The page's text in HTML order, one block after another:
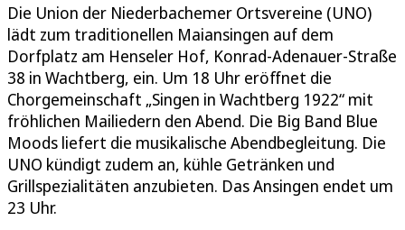
Die Union der Niederbachemer Ortsvereine (UNO)
lädt zum traditionellen Maiansingen auf dem
Dorfplatz am Henseler Hof, Konrad-Adenauer-Straße
38 in Wachtberg, ein. Um 18 Uhr eröffnet die
Chorgemeinschaft „Singen in Wachtberg 1922“ mit
fröhlichen Mailiedern den Abend. Die Big Band Blue
Moods liefert die musikalische Abendbegleitung. Die
UNO kündigt zudem an, kühle Getränken und
Grillspezialitäten anzubieten. Das Ansingen endet um
23 Uhr.